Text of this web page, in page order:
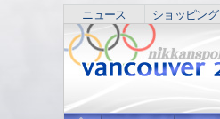
ニュース ショッピング